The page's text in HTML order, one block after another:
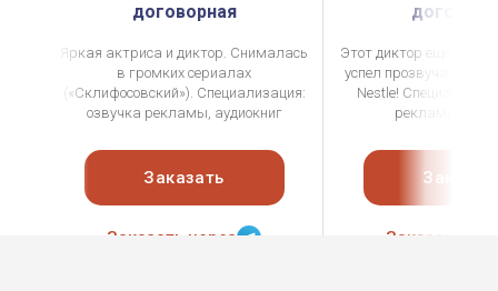
договорная
Яркая актриса и диктор. Снималась
в громких сериалах
(«Склифосовский»). Специализация:
озвучка рекламы, аудиокниг
Заказать
Заказать через
Этот диктор ещё
успел прозвучать в
Nestle!
рекламы,
Заказать